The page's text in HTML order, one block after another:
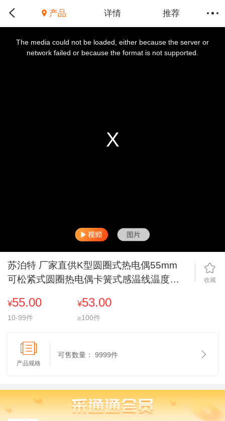
产品 详情 推荐
The media could not be loaded, either because the server or
network failed or because the format is not supported.
苏泊特 厂家直供K型圆圈式热电偶55mm
可松紧式圆圈热电偶卡簧式感温线温度传
收藏
¥55.00
10-99件
¥53.00
≥100件
产品规格
可售数量： 9999件